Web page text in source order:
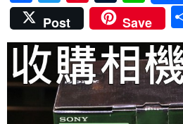
ac
e
b
o
w
itt
er
nt
er
es
t
u
m
bl
r
n
e
Post
Save